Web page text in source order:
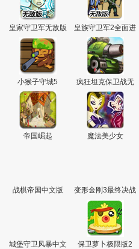
皇家守卫军无敌版
1.13
皇族守卫军2全面进
攻无敌版
小猴子守城5
疯狂坦克保卫战无
敌版
帝国崛起 魔法美少女
战棋帝国中文版 变形金刚3最终决战
城堡守卫风暴中文
保卫萝卜极限版2